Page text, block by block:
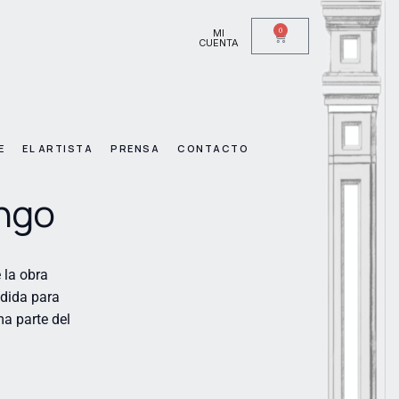
MI
CUENTA
0
EL ARTISTA PRENSA CONTACTO
obra
para
parte del